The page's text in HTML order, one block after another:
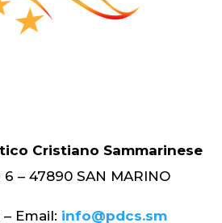
Cristiano Sammarinese
– 47890 SAN MARINO
– Email: info@pdcs.sm